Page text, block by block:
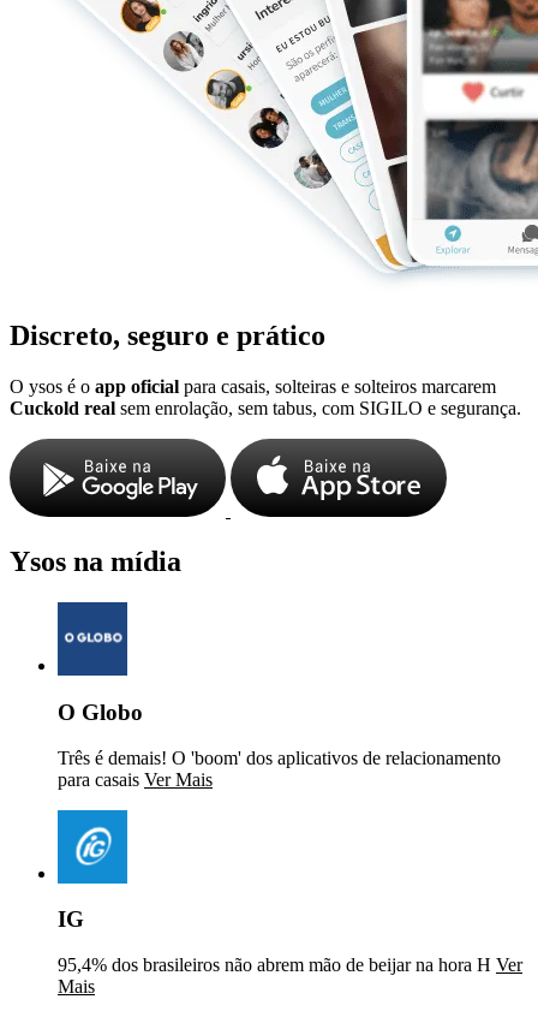
Discreto, seguro e prático
O ysos é o app oficial para casais, solteiras e solteiros marcarem
Cuckold real sem enrolação, sem tabus, com SIGILO e segurança.
Ysos na mídia
O Globo
Três é demais! O 'boom' dos aplicativos de relacionamento
para casais Ver Mais
IG
95,4% dos brasileiros não abrem mão de beijar na hora H Ver
Mais